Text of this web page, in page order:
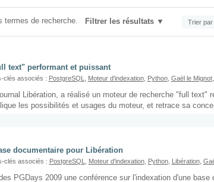
termes de recherche. Filtrer les résultats Trier par
text" performant et puissant
clés associés : PostgreSQL Moteur d'indexation, Python, Gaël le Mignot,
Libération, a réalisé un moteur de recherche "full text"
les possibilités et usages du moteur, et retrace sa
documentaire pour Libération
clés associés : PostgreSQL Moteur d'indexation, Python, Libération,
PGDays 2009 une conférence sur l'indexation d'une base